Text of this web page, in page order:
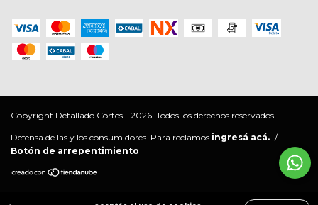
Copyright Detallado Cortes - 2026. Todos los derechos reservados.
Defensa de las y los consumidores. Para reclamos ingresá acá. /
Botón de arrepentimiento